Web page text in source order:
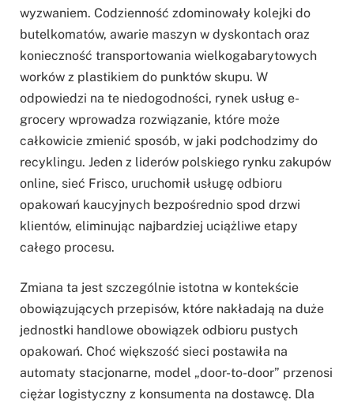
wyzwaniem. Codzienność zdominowały kolejki do
butelkomatów, awarie maszyn w dyskontach oraz
konieczność transportowania wielkogabarytowych
worków z plastikiem do punktów skupu. W
odpowiedzi na te niedogodności, rynek usług e-
grocery wprowadza rozwiązanie, które może
całkowicie zmienić sposób, w jaki podchodzimy do
recyklingu. Jeden z liderów polskiego rynku zakupów
online, sieć Frisco, uruchomił usługę odbioru
opakowań kaucyjnych bezpośrednio spod drzwi
klientów, eliminując najbardziej uciążliwe etapy
całego procesu.
Zmiana ta jest szczególnie istotna w kontekście
obowiązujących przepisów, które nakładają na duże
jednostki handlowe obowiązek odbioru pustych
opakowań. Choć większość sieci postawiła na
automaty stacjonarne, model „door-to-door” przenosi
ciężar logistyczny z konsumenta na dostawcę. Dla